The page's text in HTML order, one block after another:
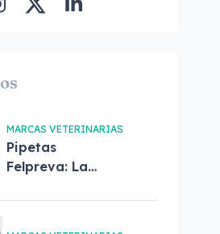
MARCAS VETERINARIAS
Pipetas
Felpreva: La
completa para